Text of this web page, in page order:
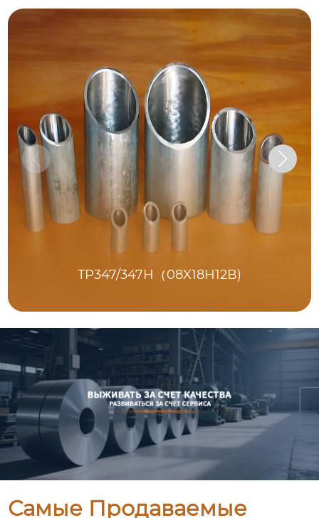
TP347/347H（08X18H12B)
Самые Продаваемые